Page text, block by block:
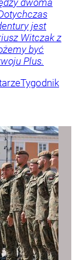
dwoma
jest
Witczak z
być
Plus.
Tygodnik